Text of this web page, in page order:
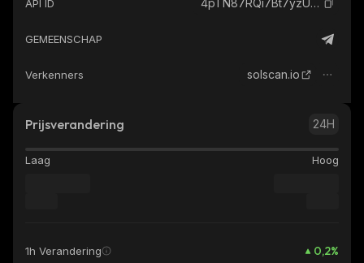
API ID 4pTN87RQi7Bt7yzU3CFk6FDiD8BYbH2dFYPwsAfjBAGS_solana
GEMEENSCHAP
Verkenners solscan.io
Prijsverandering 24H
Laag Hoog
1h Verandering 0,2%